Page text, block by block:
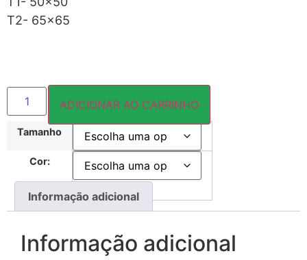
T2- 65×65
Tamanho
Cor:
ADICIONAR AO CARRINHO
Informação adicional
Informação adicional